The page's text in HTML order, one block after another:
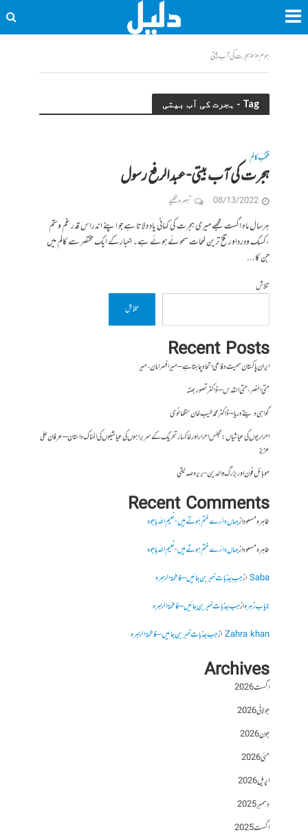
ہوم<<ہجرت کی آب بیتی
Tag - ہجرت کی آب بیتی
منتخب کالم
ہجرت کی آب بیتی- عبدالرفع رسول
08/13/2022 تبصرہ لکھیے
ہرسال ماہ اگست مجھے میری ہجرت کی کہانی یاد دلاتا ہے جو اپنے اندراس قدر غم وستم
،کسک ودرداور تلخ ترین لمحات سموئے ہوئے ہے۔ اخبارکے ایک مختصر سے کالم میں
جن کا...
تلاش
تلاش
Recent Posts
ایران پاکستان سمیت دفاعی اتحاد چاہتا ہے – میر افسر امان،میر
حتی النصر ، حتی القدس – ڈاکٹر تصور بھٹہ
گواہی دیتے دریا – ڈاکٹر محمد طیب خان سنگھانوی
احراریوں کی عیاشیاں : مجلس احرار اور خاکسار تحریک کے سربراہوں کی عیاشیوں کی المناک داستان – عرفان علی
عزیز
موبائل فون اور بزرگ والدین- بریرہ صدیقی
Recent Comments
طاہرہ مسعودازجہاں دائرے ختم ہوتے ہیں- نعیم اللہ باجوہ
طاہرہ مسعودازجہاں دائرے ختم ہوتے ہیں- نعیم اللہ باجوہ
Sabaازجب جذبات خبر بن جائیں – فاطمۃالزہرہ
نایاب زہرہازجب جذبات خبر بن جائیں – فاطمۃالزہرہ
Zahra khanازجب جذبات خبر بن جائیں – فاطمۃالزہرہ
Archives
اگست 2026
جولائی 2026
جون 2026
مئی 2026
اپریل 2026
دسمبر 2025
اگست 2025